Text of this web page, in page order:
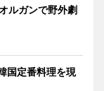
ルガンで野外劇
国定番料理を現